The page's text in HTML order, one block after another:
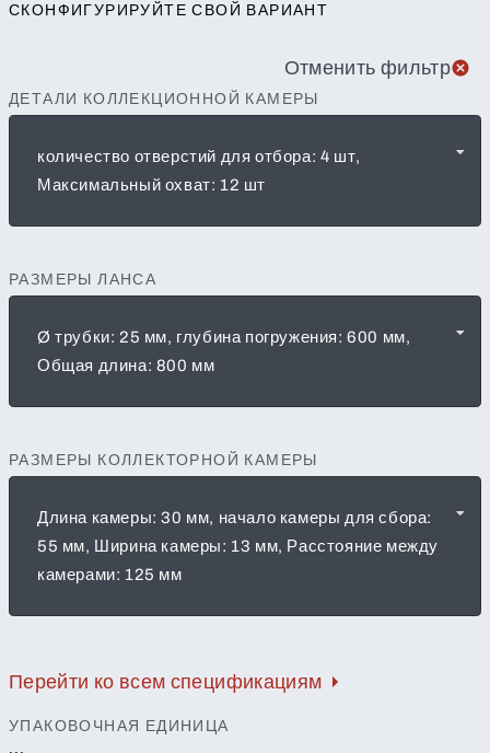
СКОНФИГУРИРУЙТЕ СВОЙ ВАРИАНТ
Отменить фильтр
ДЕТАЛИ КОЛЛЕКЦИОННОЙ КАМЕРЫ
количество отверстий для отбора: 4 шт,
Максимальный охват: 12 шт
РАЗМЕРЫ ЛАНСА
Ø трубки: 25 мм, глубина погружения: 600 мм,
Общая длина: 800 мм
РАЗМЕРЫ КОЛЛЕКТОРНОЙ КАМЕРЫ
Длина камеры: 30 мм, начало камеры для сбора:
55 мм, Ширина камеры: 13 мм, Расстояние между
камерами: 125 мм
Перейти ко всем спецификациям
УПАКОВОЧНАЯ ЕДИНИЦА